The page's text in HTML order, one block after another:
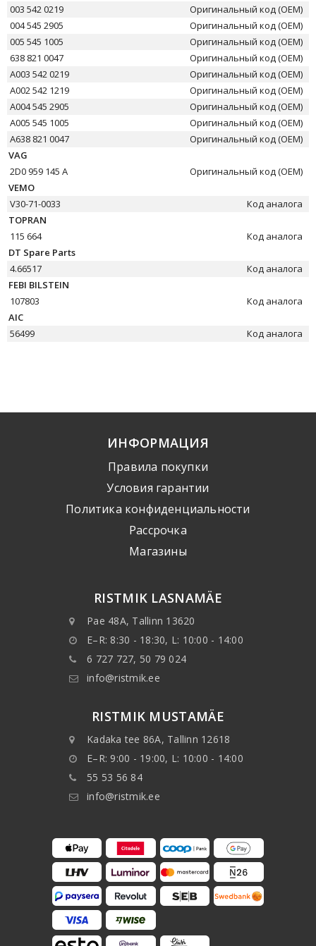
003 542 0219
Оригинальный код (OEM)
004 545 2905
Оригинальный код (OEM)
005 545 1005
Оригинальный код (OEM)
638 821 0047
Оригинальный код (OEM)
A003 542 0219
Оригинальный код (OEM)
A002 542 1219
Оригинальный код (OEM)
A004 545 2905
Оригинальный код (OEM)
A005 545 1005
Оригинальный код (OEM)
A638 821 0047
Оригинальный код (OEM)
VAG
2D0 959 145 A
Оригинальный код (OEM)
VEMO
V30-71-0033
Код аналога
TOPRAN
115 664
Код аналога
DT Spare Parts
4.66517
Код аналога
FEBI BILSTEIN
107803
Код аналога
AIC
56499
Код аналога
ИНФОРМАЦИЯ
Правила покупки
Условия гарантии
Политика конфиденциальности
Рассрочка
Mагазины
RISTMIK LASNAMÄE
Pae 48A, Tallinn 13620
E–R: 8:30 - 18:30, L: 10:00 - 14:00
6 727 727, 50 79 024
info@ristmik.ee
RISTMIK MUSTAMÄE
Kadaka tee 86A, Tallinn 12618
E–R: 9:00 - 19:00, L: 10:00 - 14:00
55 53 56 84
info@ristmik.ee